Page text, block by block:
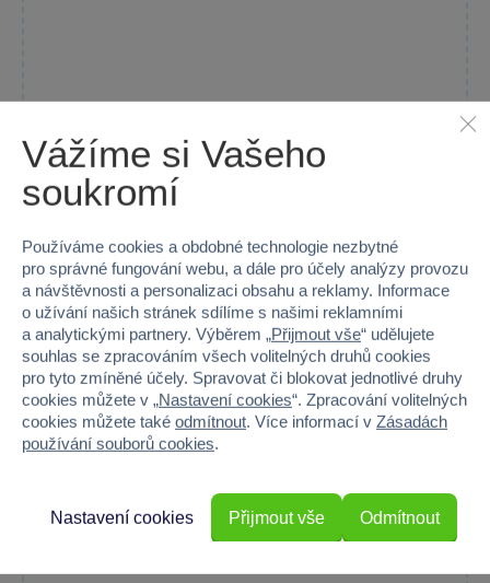
Rainbow High Junior Fashion panenka v pyžamu - Bella
Parker
Objevte kouzlo módy s Junior Fashion panenkou Bella Parker,...
Skladem
699 Kč 599 Kč
Vážíme si Vašeho
soukromí
Používáme cookies a obdobné technologie nezbytné
pro správné fungování webu, a dále pro účely analýzy provozu
a návštěvnosti a personalizaci obsahu a reklamy. Informace
o užívání našich stránek sdílíme s našimi reklamními
a analytickými partnery. Výběrem „Přijmout vše“ udělujete
souhlas se zpracováním všech volitelných druhů cookies
pro tyto zmíněné účely. Spravovat či blokovat jednotlivé druhy
cookies můžete v „Nastavení cookies“. Zpracování volitelných
cookies můžete také odmítnout. Více informací v Zásadách
používání souborů cookies.
Odmítnout
Nastavení cookies Přijmout vše